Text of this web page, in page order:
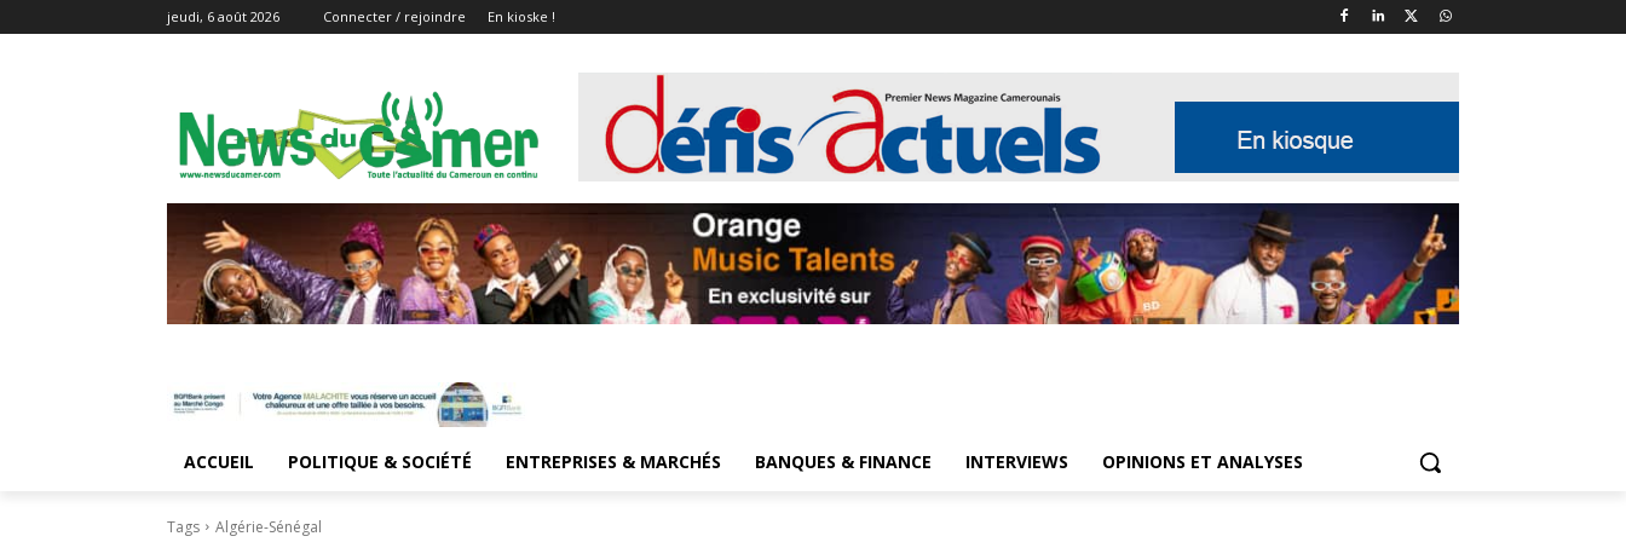
jeudi, 6 août 2026 Connecter / rejoindre En kioske !
ACCUEIL POLITIQUE & SOCIÉTÉ ENTREPRISES & MARCHÉS BANQUES & FINANCE INTERVIEWS OPINIONS ET ANALYSES
Tags Algérie-Sénégal